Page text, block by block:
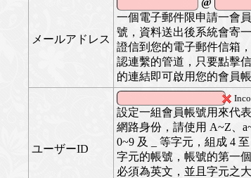
メールアドレス
@
一個電子郵件限申請一會
號，資料送出後系統會寄
證信到您的電子郵件信箱
認連繫的管道，只要點擊
的連結即可啟用您的會員帳
ユーザーID
設定一組會員帳號用來代
網路身份，請使用 A~Z、
0~9 及 _ 等字元，組成 4 至
字元的帳號，帳號的第一
必須為英文，並且字元之